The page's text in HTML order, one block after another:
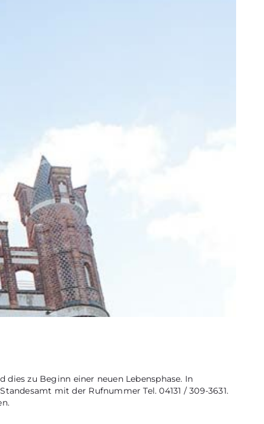
zu Beginn einer neuen Lebensphase. In
mit der Rufnummer Tel. 04131 / 309-3631.